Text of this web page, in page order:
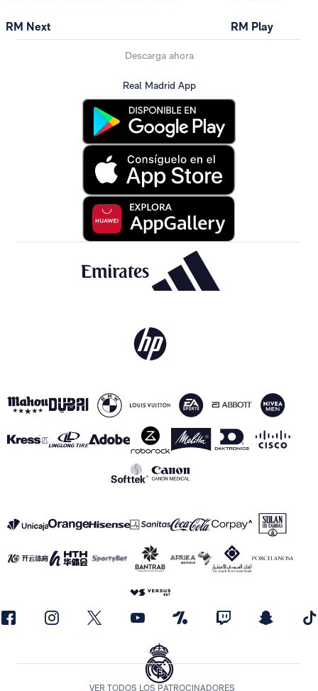
RM Next RM Play
Descarga ahora
Real Madrid App
VER TODOS LOS PATROCINADORES